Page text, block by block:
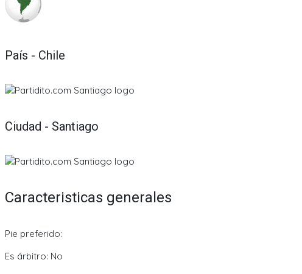
País - Chile
Ciudad - Santiago
Caracteristicas generales
Pie preferido:
Es árbitro: No